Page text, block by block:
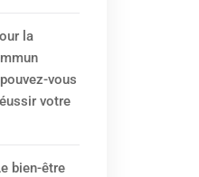
la
vous
votre
bien-être